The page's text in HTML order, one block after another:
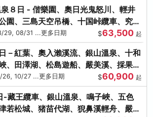
８日 - 偕樂園、奧日光鬼怒川、輕井
園、三島天空吊橋、十国峠纜車、究極
29, 08/31 ...更多日期 $63,500 起
－紅葉、奧入瀨溪流、銀山溫泉、十和
、田澤湖、松島遊船、嚴美溪、採果烤
10/27 ...更多日期 $60,900 起
-藏王纜車、銀山溫泉、鳴子峽、五色
若松城、猪苗代湖、猊鼻溪輕舟、嚴美